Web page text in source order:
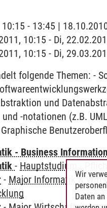
- 13:45 |
10:15 - Di,
10:15 - Di,
folgende Themen: -
und
-notationen (z.B.
- Business
- Hauptstudium
- Major Informatik &
Wir
Daten